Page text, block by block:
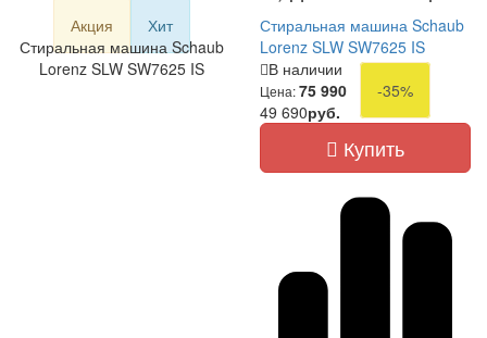
Акция
Хит
Стиральная машина Schaub
Lorenz SLW SW7625 IS
Стиральная машина Schaub
Lorenz SLW SW7625 IS
В наличии
Цена:75 990
-35%
49 690руб.
Купить